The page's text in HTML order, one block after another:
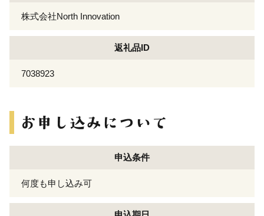
株式会社North Innovation
返礼品ID
7038923
申込条件
何度も申し込み可